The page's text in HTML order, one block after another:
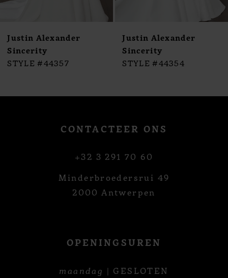
Justin Alexander
Sincerity
STYLE #44357
Justin Alexander
Sincerity
STYLE #44354
CONTACTEER ONS
+32 3 291 70 60
Minderbroedersrui 49
2000 Antwerpen
OPENINGSUREN
maandag | GESLOTEN